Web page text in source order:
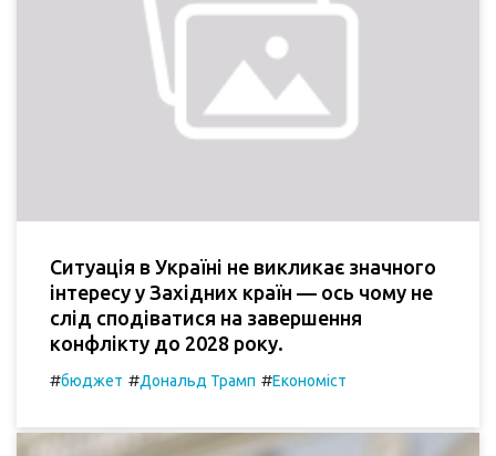
Ситуація в Україні не викликає значного
інтересу у Західних країн — ось чому не
слід сподіватися на завершення
конфлікту до 2028 року.
#бюджет #Дональд Трамп #Економіст